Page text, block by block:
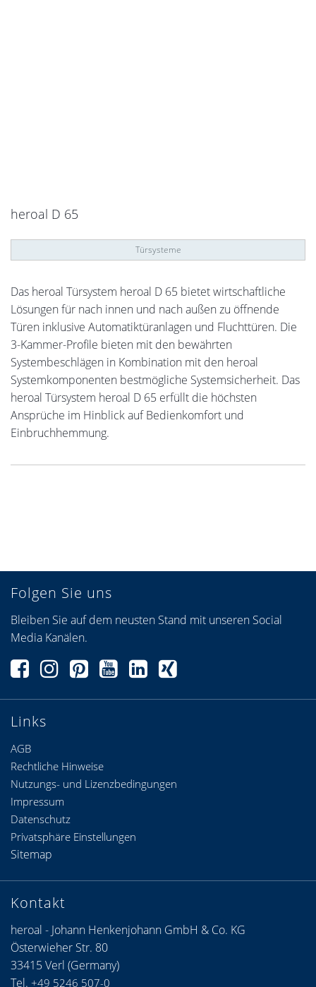
heroal D 65
Türsysteme
Das heroal Türsystem heroal D 65 bietet wirtschaftliche
Lösungen für nach innen und nach außen zu öffnende
Türen inklusive Automatiktüranlagen und Fluchttüren. Die
3-Kammer-Profile bieten mit den bewährten
Systembeschlägen in Kombination mit den heroal
Systemkomponenten bestmögliche Systemsicherheit. Das
heroal Türsystem heroal D 65 erfüllt die höchsten
Ansprüche im Hinblick auf Bedienkomfort und
Einbruchhemmung.
Links
AGB
Rechtliche Hinweise
Nutzungs- und Lizenzbedingungen
Folgen Sie uns
Bleiben Sie auf dem neusten Stand mit unseren Social
Media Kanälen.
Kontakt
heroal - Johann Henkenjohann GmbH & Co. KG
Österwieher Str. 80
33415 Verl (Germany)
Tel. +49 5246 507-0
Impressum
Datenschutz
Privatsphäre Einstellungen
Sitemap